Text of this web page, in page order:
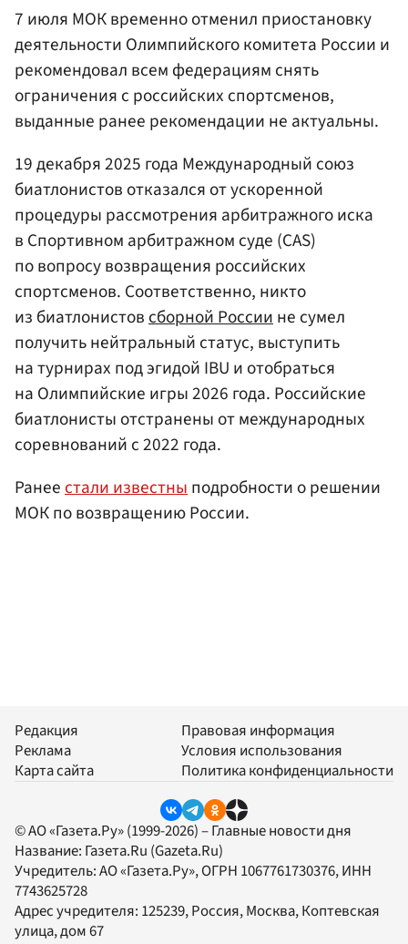
7 июля МОК временно отменил приостановку
деятельности Олимпийского комитета России и
рекомендовал всем федерациям снять
ограничения с российских спортсменов,
выданные ранее рекомендации не актуальны.
19 декабря 2025 года Международный союз
биатлонистов отказался от ускоренной
процедуры рассмотрения арбитражного иска
в Спортивном арбитражном суде (CAS)
по вопросу возвращения российских
спортсменов. Соответственно, никто
из биатлонистовсборной Россиине сумел
получить нейтральный статус, выступить
на турнирах под эгидой IBU и отобраться
на Олимпийские игры 2026 года. Российские
биатлонисты отстранены от международных
соревнований с 2022 года.
Ранеестали известныподробности о решении
МОК по возвращению России.
Редакция
Реклама
Карта сайта
Правовая информация
Условия использования
Политика конфиденциальности
© АО «Газета.Ру» (1999-2026) – Главные новости дня
Название: Газета.Ru (Gazeta.Ru)
Учредитель:АО «Газета.Ру», ОГРН 1067761730376, ИНН
7743625728
Адрес учредителя: 125239, Россия, Москва, Коптевская
улица, дом 67